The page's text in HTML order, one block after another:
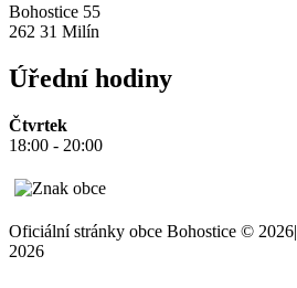
Bohostice 55
262 31 Milín
Úřední hodiny
Čtvrtek
18:00 - 20:00
Oficiální stránky obce Bohostice © 2026|
2026